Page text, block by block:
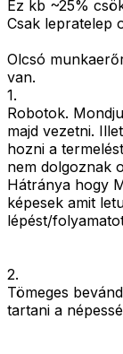
Ez kb ~25%
Csak lepratelep
Olcsó
van.
1.
Robotok.
majd vezetni.
hozni a
nem dolgoznak
Hátránya hogy
képesek amit
lépést/
2.
Tömeges
tartani a